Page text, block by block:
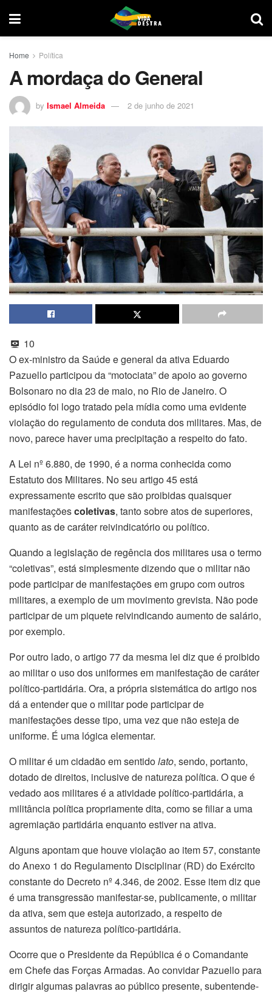
Home Política
A mordaça do General
by Ismael Almeida 2 de junho de 2021
10
O ex-ministro da Saúde e general da ativa Eduardo
Pazuello participou da “motociata” de apoio ao governo
Bolsonaro no dia 23 de maio, no Rio de Janeiro. O
episódio foi logo tratado pela mídia como uma evidente
violação do regulamento de conduta dos militares. Mas, de
novo, parece haver uma precipitação a respeito do fato.
A Lei nº 6.880, de 1990, é a norma conhecida como
Estatuto dos Militares. No seu artigo 45 está
expressamente escrito que são proibidas quaisquer
manifestaçõescoletivas, tanto sobre atos de superiores,
quanto as de caráter reivindicatório ou político.
Quando a legislação de regência dos militares usa o termo
“coletivas”, está simplesmente dizendo que o militar não
pode participar de manifestações em grupo com outros
militares, a exemplo de um movimento grevista. Não pode
participar de um piquete reivindicando aumento de salário,
por exemplo.
Por outro lado, o artigo 77 da mesma lei diz que é proibido
ao militar o uso dos uniformes em manifestação de caráter
político-partidária. Ora, a própria sistemática do artigo nos
dá a entender que o militar pode participar de
manifestações desse tipo, uma vez que não esteja de
uniforme. É uma lógica elementar.
O militar é um cidadão em sentidolato, sendo, portanto,
dotado de direitos, inclusive de natureza política. O que é
vedado aos militares é a atividade político-partidária, a
militância política propriamente dita, como se filiar a uma
agremiação partidária enquanto estiver na ativa.
Alguns apontam que houve violação ao item 57, constante
do Anexo 1 do Regulamento Disciplinar (RD) do Exército
constante do Decreto nº 4.346, de 2002. Esse item diz que
é uma transgressão manifestar-se, publicamente, o militar
da ativa, sem que esteja autorizado, a respeito de
assuntos de natureza político-partidária.
Ocorre que o Presidente da República é o Comandante
em Chefe das Forças Armadas. Ao convidar Pazuello para
dirigir algumas palavras ao público presente, subentende-